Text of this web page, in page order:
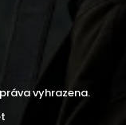
vyhrazena.